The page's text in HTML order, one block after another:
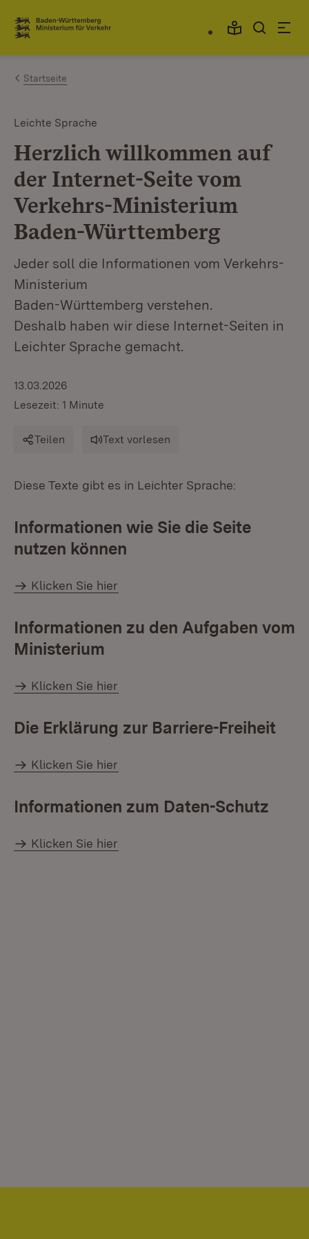
Zum Inhalt springen
Link zur Startseite
Startseite
Leichte Sprache
Herzlich willkommen auf
der Internet-Seite vom
Verkehrs-Ministerium
Baden-Württemberg
Jeder soll die Informationen vom Verkehrs-
Ministerium
Baden-Württemberg verstehen.
Deshalb haben wir diese Internet-Seiten in
Leichter Sprache gemacht.
13.03.2026
Lesezeit: 1 Minute
Teilen Text vorlesen
Diese Texte gibt es in Leichter Sprache:
Informationen wie Sie die Seite
nutzen können
Klicken Sie hier
Informationen zu den Aufgaben vom
Ministerium
Klicken Sie hier
Die Erklärung zur Barriere-Freiheit
Klicken Sie hier
Informationen zum Daten-Schutz
Klicken Sie hier